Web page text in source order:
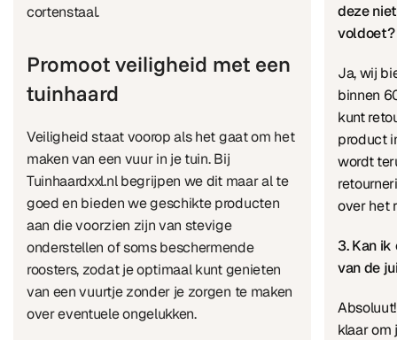
cortenstaal.
Promoot veiligheid met een
tuinhaard
Veiligheid staat voorop als het gaat om het
maken van een vuur in je tuin. Bij
Tuinhaardxxl.nl begrijpen we dit maar al te
goed en bieden we geschikte producten
aan die voorzien zijn van stevige
onderstellen of soms beschermende
roosters, zodat je optimaal kunt genieten
van een vuurtje zonder je zorgen te maken
over eventuele ongelukken.
deze
voldoet?
Ja, wij
binnen
kunt
product
wordt
over het
3. Kan
van de
klaar om